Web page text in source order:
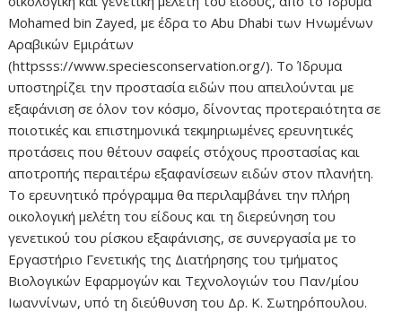
Mohamed bin Zayed, με έδρα το Abu Dhabi των Ηνωμένων
Αραβικών Εμιράτων
(httpsss://www.speciesconservation.org/). Το Ίδρυμα
υποστηρίζει την προστασία ειδών που απειλούνται με
εξαφάνιση σε όλον τον κόσμο, δίνοντας προτεραιότητα σε
ποιοτικές και επιστημονικά τεκμηριωμένες ερευνητικές
προτάσεις που θέτουν σαφείς στόχους προστασίας και
αποτροπής περαιτέρω εξαφανίσεων ειδών στον πλανήτη.
Το ερευνητικό πρόγραμμα θα περιλαμβάνει την πλήρη
οικολογική μελέτη του είδους και τη διερεύνηση του
γενετικού του ρίσκου εξαφάνισης, σε συνεργασία με το
Εργαστήριο Γενετικής της Διατήρησης του τμήματος
Βιολογικών Εφαρμογών και Τεχνολογιών του Παν/μίου
Ιωαννίνων, υπό τη διεύθυνση του Δρ. Κ. Σωτηρόπουλου.